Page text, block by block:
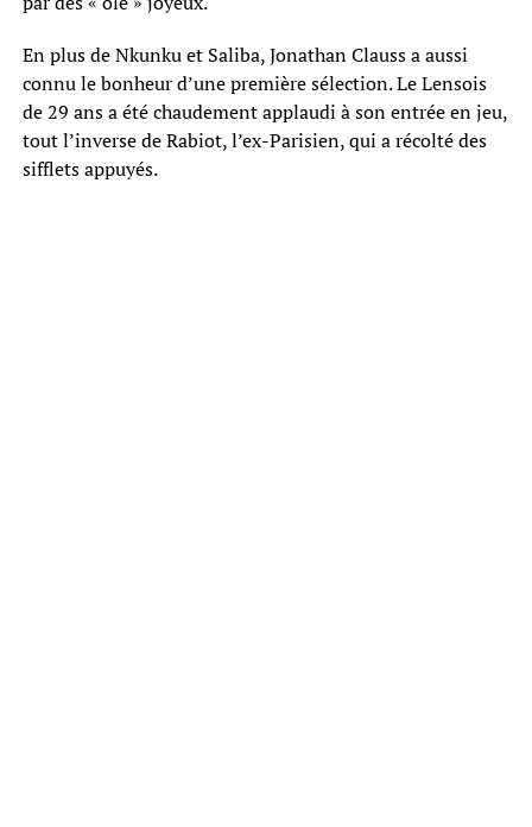
En plus de Nkunku et Saliba, Jonathan Clauss a aussi
connu le bonheur d’une première sélection. Le Lensois
de 29 ans a été chaudement applaudi à son entrée en jeu,
tout l’inverse de Rabiot, l’ex-Parisien, qui a récolté des
sifflets appuyés.